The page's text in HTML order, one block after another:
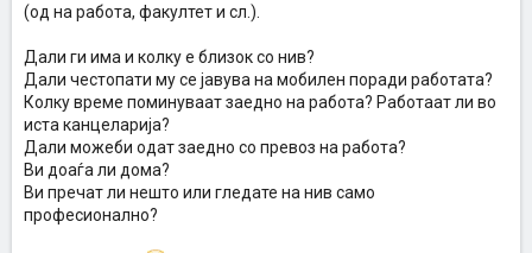
(од на работа, факултет и сл.).
Дали ги има и колку е близок со нив?
Дали честопати му се јавува на мобилен поради работата?
Колку време поминуваат заедно на работа? Работаат ли во
иста канцеларија?
Дали можеби одат заедно со превоз на работа?
Ви доаѓа ли дома?
Ви пречат ли нешто или гледате на нив само
професионално?